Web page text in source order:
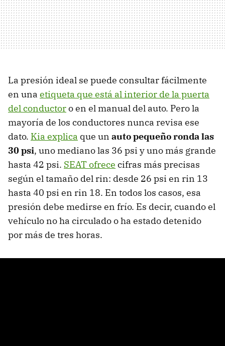
La presión ideal se puede consultar fácilmente
en una etiqueta que está al interior de la puerta
del conductoro en el manual del auto. Pero la
mayoría de los conductores nunca revisa ese
dato. Kia explica que un auto pequeño ronda las
30 psi, uno mediano las 36 psi y uno más grande
hasta 42 psi. SEAT ofrece cifras más precisas
según el tamaño del rin: desde 26 psi en rin 13
hasta 40 psi en rin 18. En todos los casos, esa
presión debe medirse en frío. Es decir, cuando el
vehículo no ha circulado o ha estado detenido
por más de tres horas.